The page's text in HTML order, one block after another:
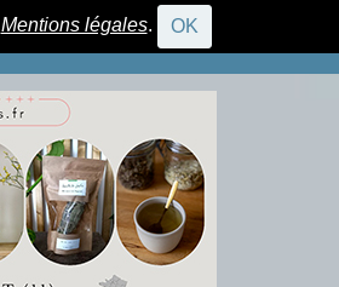
Mentions légales. OK
CONNEXION